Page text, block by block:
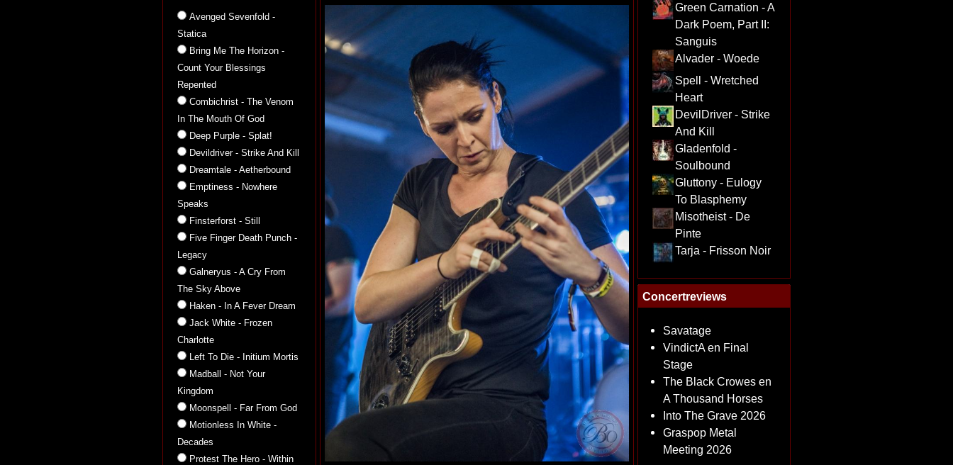
Avenged Sevenfold -
Statica
Bring Me The Horizon -
Count Your Blessings
Repented
Combichrist - The Venom
In The Mouth Of God
Deep Purple - Splat!
Devildriver - Strike And Kill
Dreamtale - Aetherbound
Emptiness - Nowhere
Speaks
Finsterforst - Still
Five Finger Death Punch -
Legacy
Galneryus - A Cry From
The Sky Above
Haken - In A Fever Dream
Jack White - Frozen
Charlotte
Left To Die - Initium Mortis
Madball - Not Your
Kingdom
Moonspell - Far From God
Motionless In White -
Decades
Protest The Hero - Within
Green Carnation - A
Dark Poem, Part II:
Sanguis
Alvader - Woede
Spell - Wretched
Heart
DevilDriver - Strike
And Kill
Gladenfold -
Soulbound
Gluttony - Eulogy
To Blasphemy
Misotheist - De
Pinte
Tarja - Frisson Noir
Concertreviews
Savatage
VindictA en Final
Stage
The Black Crowes en
A Thousand Horses
Into The Grave 2026
Graspop Metal
Meeting 2026